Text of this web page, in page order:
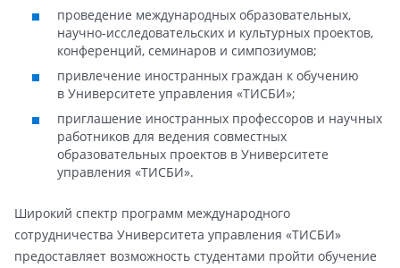
проведение международных образовательных,
научно-исследовательских и культурных проектов,
конференций, семинаров и симпозиумов;
привлечение иностранных граждан к обучению
в Университете управления «ТИСБИ»;
приглашение иностранных профессоров и научных
работников для ведения совместных
образовательных проектов в Университете
управления «ТИСБИ».
Широкий спектр программ международного
сотрудничества Университета управления «ТИСБИ»
предоставляет возможность студентами пройти обучение